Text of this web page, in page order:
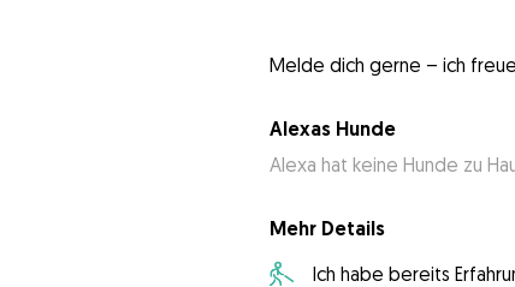
Alexas Hunde
Alexa hat keine Hunde zu
Mehr Details
Ich habe bereits